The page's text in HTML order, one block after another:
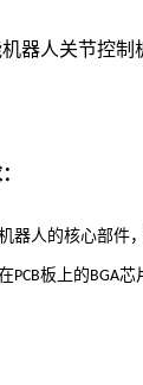
器人关节控制
器人的核心部件
PCB板上的BGA芯